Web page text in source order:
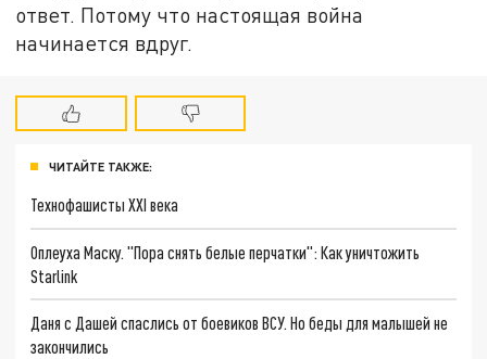
ответ. Потому что настоящая война
начинается вдруг.
ЧИТАЙТЕ ТАКЖЕ:
Технофашисты XXI века
Оплеуха Маску. "Пора снять белые перчатки": Как уничтожить
Starlink
Даня с Дашей спаслись от боевиков ВСУ. Но беды для малышей не
закончились